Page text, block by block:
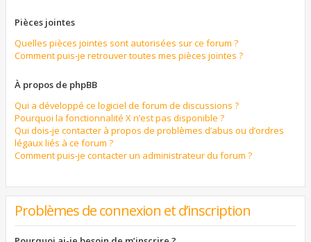
Pièces jointes
Quelles pièces jointes sont autorisées sur ce forum ?
Comment puis-je retrouver toutes mes pièces jointes ?
À propos de phpBB
Qui a développé ce logiciel de forum de discussions ?
Pourquoi la fonctionnalité X n’est pas disponible ?
Qui dois-je contacter à propos de problèmes d’abus ou d’ordres
légaux liés à ce forum ?
Comment puis-je contacter un administrateur du forum ?
Problèmes de connexion et d’inscription